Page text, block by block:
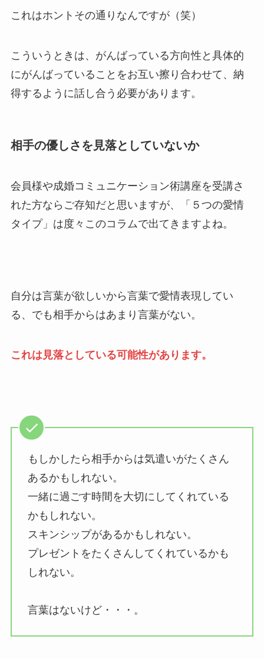
これはホントその通りなんですが（笑）
こういうときは、がんばっている方向性と具体的
にがんばっていることをお互い擦り合わせて、納
得するように話し合う必要があります。
相手の優しさを見落としていないか
会員様や成婚コミュニケーション術講座を受講さ
れた方ならご存知だと思いますが、「５つの愛情
タイプ」は度々このコラムで出てきますよね。
自分は言葉が欲しいから言葉で愛情表現してい
る、でも相手からはあまり言葉がない。
これは見落としている可能性があります。
もしかしたら相手からは気遣いがたくさん
あるかもしれない。
一緒に過ごす時間を大切にしてくれている
かもしれない。
スキンシップがあるかもしれない。
プレゼントをたくさんしてくれているかも
しれない。
言葉はないけど・・・。